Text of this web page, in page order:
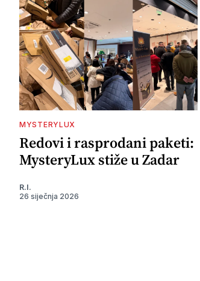
MYSTERYLUX
Redovi i rasprodani paketi:
MysteryLux stiže u Zadar
R.I.
26 siječnja 2026